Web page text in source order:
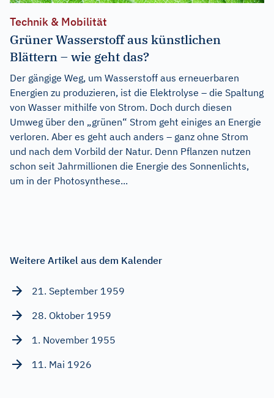
Technik & Mobilität
Grüner Wasserstoff aus künstlichen
Blättern – wie geht das?
Der gängige Weg, um Wasserstoff aus erneuerbaren
Energien zu produzieren, ist die Elektrolyse – die Spaltung
von Wasser mithilfe von Strom. Doch durch diesen
Umweg über den „grünen“ Strom geht einiges an Energie
verloren. Aber es geht auch anders – ganz ohne Strom
und nach dem Vorbild der Natur. Denn Pflanzen nutzen
schon seit Jahrmillionen die Energie des Sonnenlichts,
um in der Photosynthese...
Weitere Artikel aus dem Kalender
21. September 1959
28. Oktober 1959
1. November 1955
11. Mai 1926